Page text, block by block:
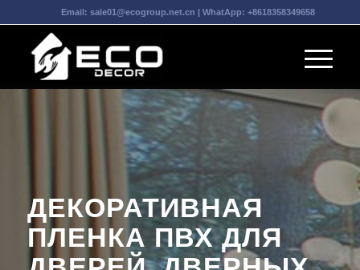
Email: sale01@ecogroup.net.cn | WhatApp: +8618358349658
ДЕКОРАТИВНАЯ
ПЛЕНКА ПВХ ДЛЯ